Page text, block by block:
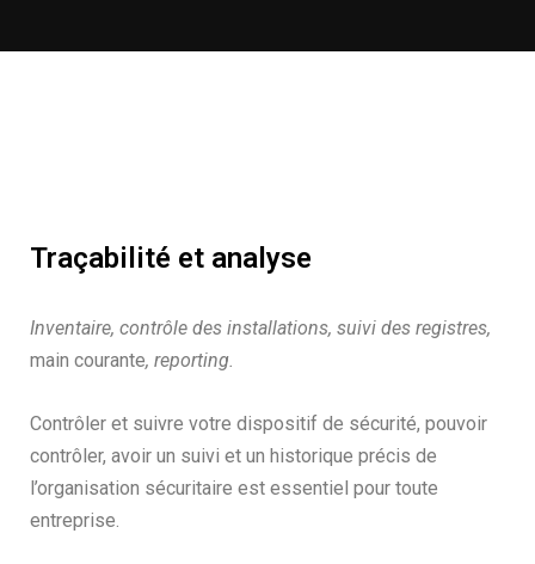
Traçabilité et analyse
Inventaire, contrôle des installations, suivi des registres,
main courante, reporting.
Contrôler et suivre votre dispositif de sécurité, pouvoir
contrôler, avoir un suivi et un historique précis de
l’organisation sécuritaire est essentiel pour toute
entreprise.